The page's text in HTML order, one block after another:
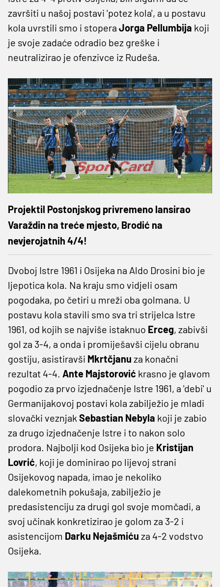
završiti u našoj postavi 'potez kola', a u postavu
kola uvrstili smo i stopera Jorga Pellumbija koji
je svoje zadaće odradio bez greške i
neutralizirao je ofenzivce iz Rudeša.
Projektil Postonjskog privremeno lansirao
Varaždin na treće mjesto, Brodić na
nevjerojatnih 4/4!
Dvoboj Istre 1961 i Osijeka na Aldo Drosini bio je
ljepotica kola. Na kraju smo vidjeli osam
pogodaka, po četiri u mreži oba golmana. U
postavu kola stavili smo sva tri strijelca Istre
1961, od kojih se najviše istaknuo Erceg, zabivši
gol za 3-4, a onda i promiješavši cijelu obranu
gostiju, asistiravši Mkrtčjanu za konačni
rezultat 4-4. Ante Majstorović krasno je glavom
pogodio za prvo izjednačenje Istre 1961, a 'debi' u
Germanijakovoj postavi kola zabilježio je mladi
slovački veznjak Sebastian Nebyla koji je zabio
za drugo izjednačenje Istre i to nakon solo
prodora. Najbolji kod Osijeka bio je Kristijan
Lovrić, koji je dominirao po lijevoj strani
Osijekovog napada, imao je nekoliko
dalekometnih pokušaja, zabilježio je
predasistenciju za drugi gol svoje momčadi, a
svoj učinak konkretizirao je golom za 3-2 i
asistencijom Darku Nejašmiću za 4-2 vodstvo
Osijeka.